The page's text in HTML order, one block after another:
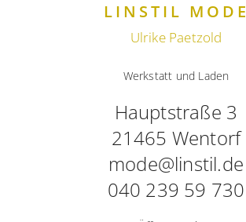
Werkstatt und Laden
Hauptstraße 3
21465 Wentorf
mode@linstil.de
040 239 59 730
LINSTIL MODE
Ulrike Paetzold